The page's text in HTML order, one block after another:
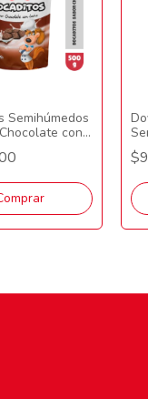
Semihúmedos
con
500gr